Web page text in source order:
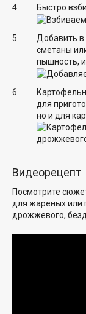
Быстро
Добавить в
сметаны
пышность,
для
но и для
Видеорецепт
Посмотрите
для жареных или
дрожжевого,